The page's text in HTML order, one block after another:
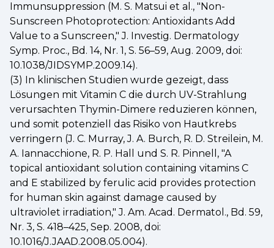
Immunsuppression (M. S. Matsui et al., "Non-
Sunscreen Photoprotection: Antioxidants Add
Value to a Sunscreen," J. Investig. Dermatology
Symp. Proc., Bd. 14, Nr. 1, S. 56–59, Aug. 2009, doi:
10.1038/JIDSYMP.2009.14).
(3) In klinischen Studien wurde gezeigt, dass
Lösungen mit Vitamin C die durch UV-Strahlung
verursachten Thymin-Dimere reduzieren können,
und somit potenziell das Risiko von Hautkrebs
verringern (J. C. Murray, J. A. Burch, R. D. Streilein, M.
A. Iannacchione, R. P. Hall und S. R. Pinnell, "A
topical antioxidant solution containing vitamins C
and E stabilized by ferulic acid provides protection
for human skin against damage caused by
ultraviolet irradiation," J. Am. Acad. Dermatol., Bd. 59,
Nr. 3, S. 418–425, Sep. 2008, doi:
10.1016/J.JAAD.2008.05.004).